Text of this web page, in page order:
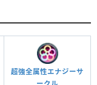
超強全属性エナジーサ